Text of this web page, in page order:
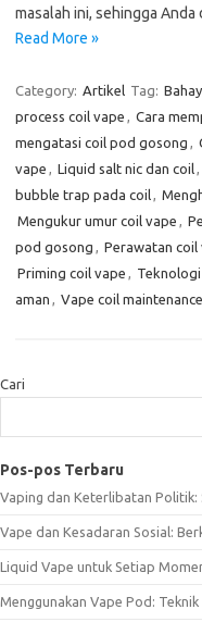
masalah ini, sehingga
Read More »
Category: Artikel Tag:
process coil vape , Cara
mengatasi coil pod gosong ,
vape , Liquid salt nic dan coil,
bubble trap pada coil,
Mengukur umur coil vape ,
pod gosong , Perawatan coil
Priming coil vape ,
aman , Vape coil maintenance
Cari
Pos-pos Terbaru
Vaping dan Keterlibatan Politik:
Vape dan Kesadaran Sosial:
Liquid Vape untuk Setiap
Menggunakan Vape Pod: